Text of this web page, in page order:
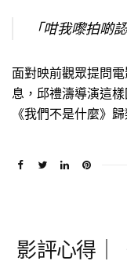
「咁我嚟拍啲
面對映前觀眾提問
息，邱禮濤導演這
《我們不是什麼》
影評心得｜